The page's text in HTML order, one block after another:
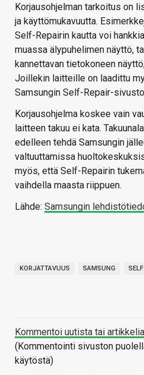
Korjausohjelman tarkoitus on
ja käyttömukavuutta.
Self-Repairin kautta voi
muassa älypuhelimen näyttö,
kannettavan tietokoneen
Joillekin laitteille on laadittu
Samsungin Self-Repair-
Korjausohjelma koskee vain
laitteen takuu ei kata.
edelleen tehdä Samsungin
valtuuttamissa
myös, että Self-Repairin
vaihdella maasta riippuen.
Lähde: Samsungin
KORJATTAVUUS SAMSUNG
Kommentoi uutista tai
(Kommentointi sivuston
käytöstä)